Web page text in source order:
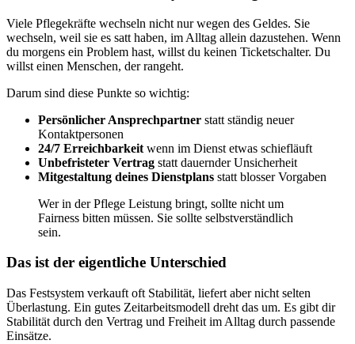
Viele Pflegekräfte wechseln nicht nur wegen des Geldes. Sie
wechseln, weil sie es satt haben, im Alltag allein dazustehen. Wenn
du morgens ein Problem hast, willst du keinen Ticketschalter. Du
willst einen Menschen, der rangeht.
Darum sind diese Punkte so wichtig:
Persönlicher Ansprechpartner statt ständig neuer
Kontaktpersonen
24/7 Erreichbarkeit wenn im Dienst etwas schiefläuft
Unbefristeter Vertrag statt dauernder Unsicherheit
Mitgestaltung deines Dienstplans statt blosser Vorgaben
Wer in der Pflege Leistung bringt, sollte nicht um
Fairness bitten müssen. Sie sollte selbstverständlich
sein.
Das ist der eigentliche Unterschied
Das Festsystem verkauft oft Stabilität, liefert aber nicht selten
Überlastung. Ein gutes Zeitarbeitsmodell dreht das um. Es gibt dir
Stabilität durch den Vertrag und Freiheit im Alltag durch passende
Einsätze.